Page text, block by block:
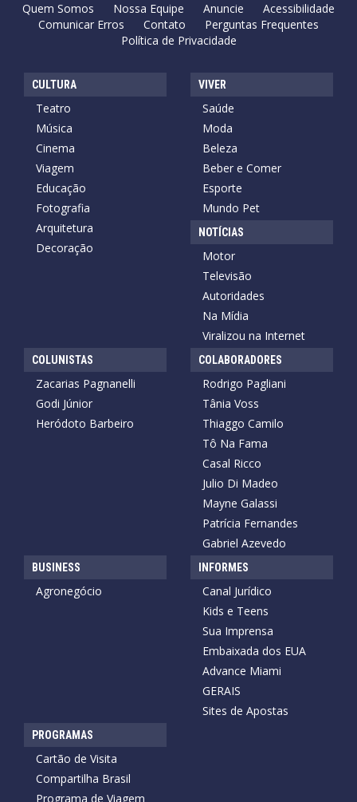
Quem Somos Nossa Equipe Anuncie
Acessibilidade
Comunicar Erros
Contato
Perguntas Frequentes
Política de Privacidade
CULTURA
Teatro
Música
Cinema
Viagem
Educação
Fotografia
Arquitetura
Decoração
VIVER
Saúde
Moda
Beleza
Beber e Comer
Esporte
Mundo Pet
NOTÍCIAS
Motor
Televisão
Autoridades
Na Mídia
Viralizou na Internet
COLUNISTAS
Zacarias Pagnanelli
Godi Júnior
Heródoto Barbeiro
COLABORADORES
Rodrigo Pagliani
Tânia Voss
Thiaggo Camilo
Tô Na Fama
Casal Ricco
Julio Di Madeo
Mayne Galassi
Patrícia Fernandes
Gabriel Azevedo
BUSINESS
Agronegócio
INFORMES
Canal Jurídico
Kids e Teens
Sua Imprensa
Embaixada dos EUA
Advance Miami
GERAIS
Sites de Apostas
PROGRAMAS
Cartão de Visita
Compartilha Brasil
Programa de Viagem